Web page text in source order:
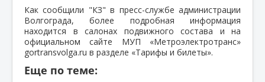
Как сообщили "КЗ" в пресс-службе администрации
Волгограда, более подробная информация
находится в салонах подвижного состава и на
официальном сайте МУП «Метроэлектротранс»
gortransvolga.ru в разделе «Тарифы и билеты».
Еще по теме: